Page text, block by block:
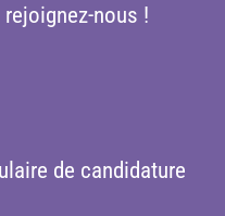
rejoignez-nous !
de candidature